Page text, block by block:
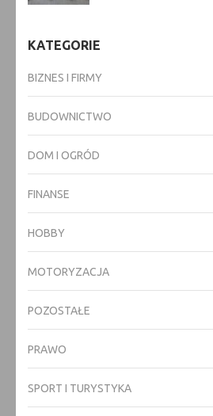
KATEGORIE
BIZNES I FIRMY
BUDOWNICTWO
DOM I OGRÓD
FINANSE
HOBBY
MOTORYZACJA
POZOSTAŁE
PRAWO
SPORT I TURYSTYKA